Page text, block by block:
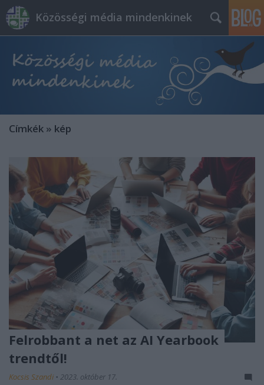
Közösségi média mindenkinek
Címkék » kép
Felrobbant a net az AI Yearbook
trendtől!
Kocsis Szandi • 2023. október 17.